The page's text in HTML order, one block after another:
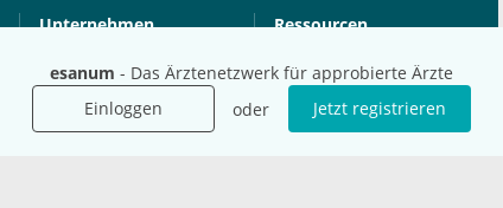
esanum - Das Ärztenetzwerk für approbierte Ärzte
Einloggen
oder Jetzt registrieren
Unternehmen
Für Unternehmen
Für Agenturen
Ressourcen
Hilfe